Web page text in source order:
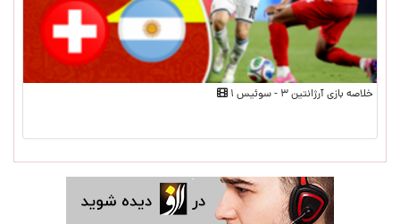
خلاصه بازی آرژانتین ۳ - سوئیس ۱